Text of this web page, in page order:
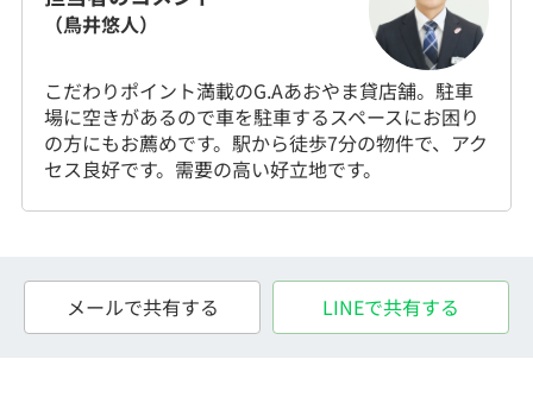
（鳥井悠人）
こだわりポイント満載のG.Aあおやま貸店舗。駐車
場に空きがあるので車を駐車するスペースにお困り
の方にもお薦めです。駅から徒歩7分の物件で、アク
セス良好です。需要の高い好立地です。
メールで共有する LINEで共有する